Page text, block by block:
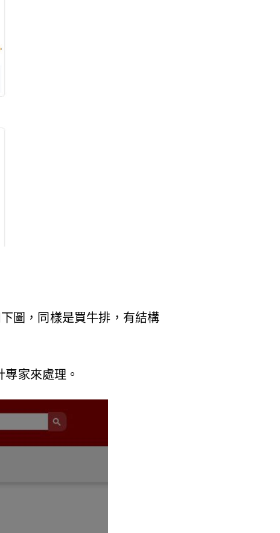
圖，同樣是買牛排，有結構
家來處理。